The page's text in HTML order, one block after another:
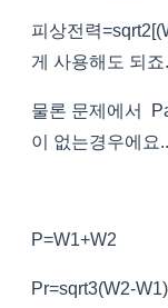
피상전력
게 사용해도 되죠
물론 문제에서
이 없는경우에요
P=W1+W2
Pr=sqrt3(W2-W1)